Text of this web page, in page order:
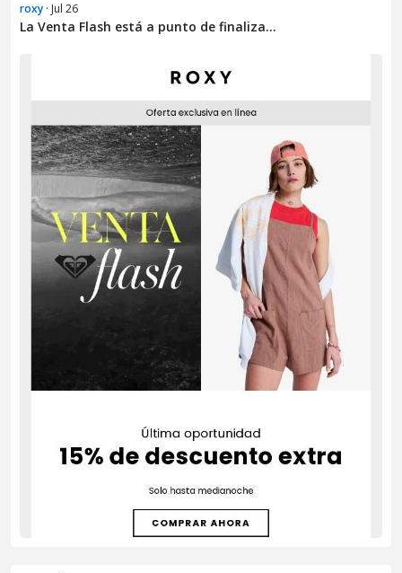
roxy · Jul 26
La Venta Flash está a punto de finaliza...